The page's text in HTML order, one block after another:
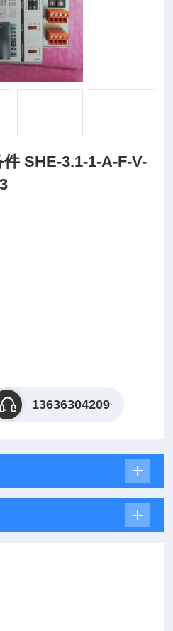
SHE-3.1-1-A-F-V-
件 SHE-3.1-1-A-F-V-M1A-II-50-1
13636304209